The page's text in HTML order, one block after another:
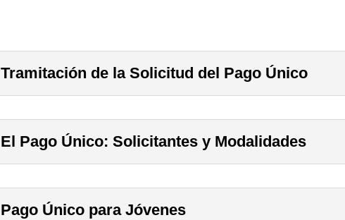
Tramitación de la Solicitud del Pago Único
El Pago Único: Solicitantes y Modalidades
Pago Único para Jóvenes